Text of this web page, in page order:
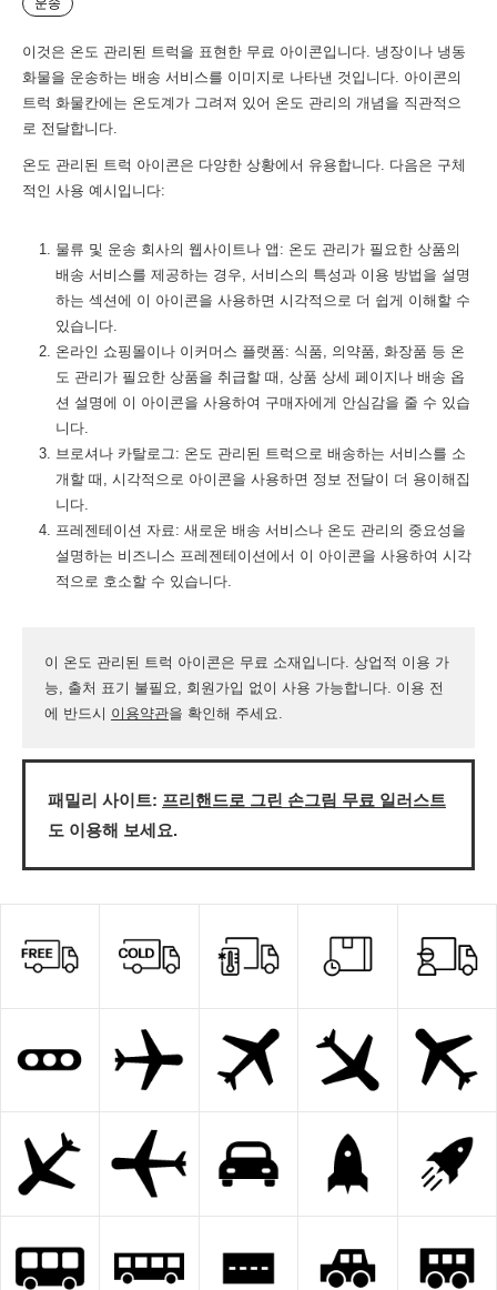
운송
이것은 온도 관리된 트럭을 표현한 무료 아이콘입니다. 냉장이나 냉동
화물을 운송하는 배송 서비스를 이미지로 나타낸 것입니다. 아이콘의
트럭 화물칸에는 온도계가 그려져 있어 온도 관리의 개념을 직관적으
로 전달합니다.
온도 관리된 트럭 아이콘은 다양한 상황에서 유용합니다. 다음은 구체
적인 사용 예시입니다:
물류 및 운송 회사의 웹사이트나 앱: 온도 관리가 필요한 상품의
배송 서비스를 제공하는 경우, 서비스의 특성과 이용 방법을 설명
하는 섹션에 이 아이콘을 사용하면 시각적으로 더 쉽게 이해할 수
있습니다.
온라인 쇼핑몰이나 이커머스 플랫폼: 식품, 의약품, 화장품 등 온
도 관리가 필요한 상품을 취급할 때, 상품 상세 페이지나 배송 옵
션 설명에 이 아이콘을 사용하여 구매자에게 안심감을 줄 수 있습
니다.
브로셔나 카탈로그: 온도 관리된 트럭으로 배송하는 서비스를 소
개할 때, 시각적으로 아이콘을 사용하면 정보 전달이 더 용이해집
니다.
프레젠테이션 자료: 새로운 배송 서비스나 온도 관리의 중요성을
설명하는 비즈니스 프레젠테이션에서 이 아이콘을 사용하여 시각
적으로 호소할 수 있습니다.
이 온도 관리된 트럭 아이콘은 무료 소재입니다. 상업적 이용 가
능, 출처 표기 불필요, 회원가입 없이 사용 가능합니다. 이용 전
에 반드시 이용약관을 확인해 주세요.
패밀리 사이트: 프리핸드로 그린 손그림 무료 일러스트
도 이용해 보세요.